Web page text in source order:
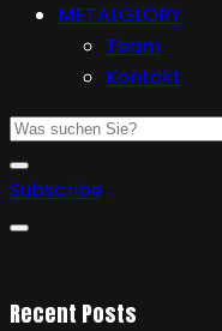
METALGLORY
Team
Kontakt
Subscribe
Recent Posts